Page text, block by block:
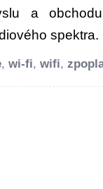
a
spektra.
, wi-fi, wifi,